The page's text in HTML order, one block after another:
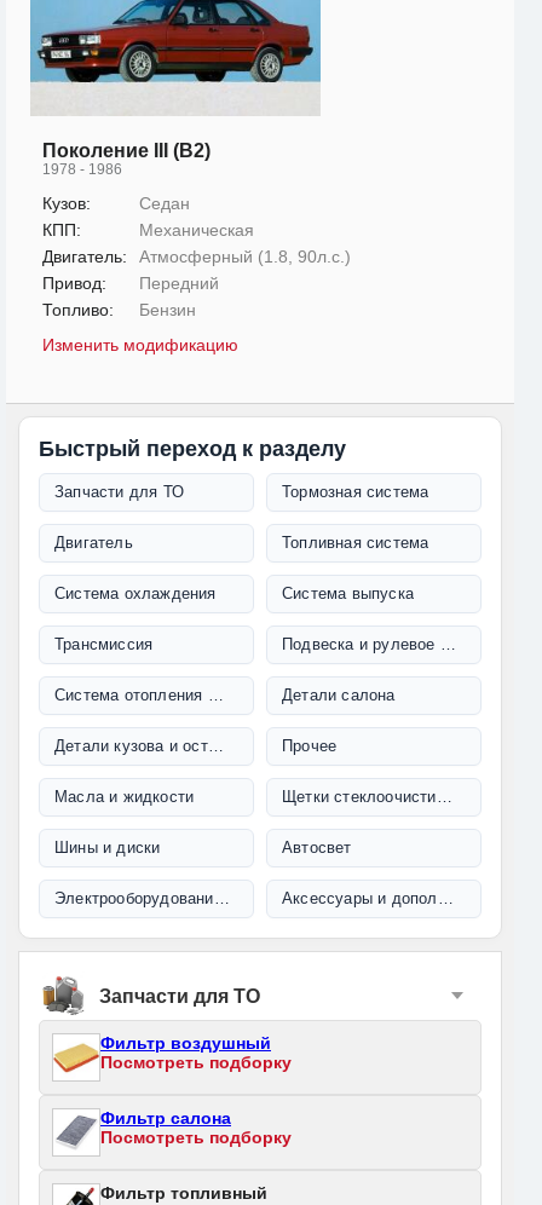
Поколение III (B2)
1978 - 1986
Кузов:
Седан
КПП:
Механическая
Двигатель:
Атмосферный (1.8, 90л.с.)
Привод:
Передний
Топливо:
Бензин
Изменить модификацию
Быстрый переход к разделу
Запчасти для ТО Тормозная система
Двигатель Топливная система
Система охлаждения Система выпуска
Трансмиссия Подвеска и рулевое управление
Система отопления и кондиционирования Детали салона
Детали кузова и остекление Прочее
Масла и жидкости Щетки стеклоочистителя
Шины и диски Автосвет
Электрооборудование и проводка Аксессуары и дополнительное оборудование
Запчасти для ТО
Фильтр воздушный
Посмотреть подборку
Фильтр салона
Посмотреть подборку
Фильтр топливный